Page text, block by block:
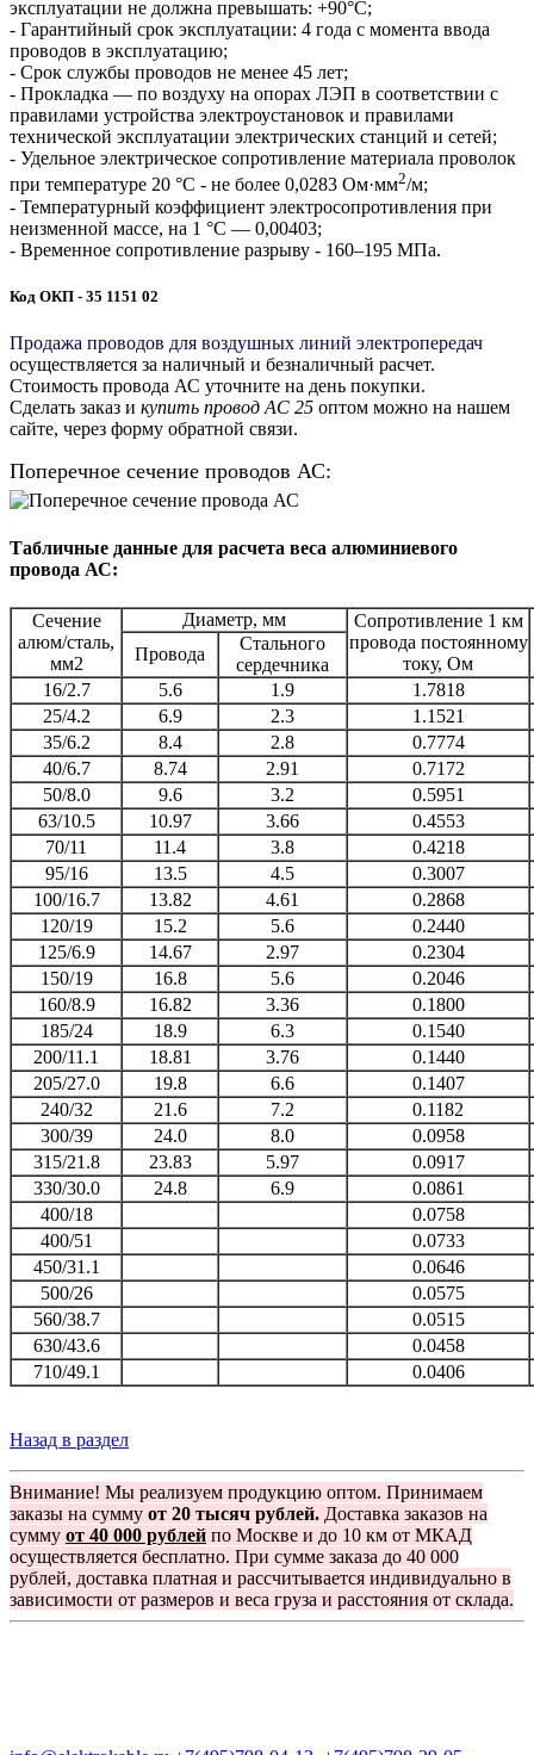
эксплуатации не должна превышать: +90°С;
- Гарантийный срок эксплуатации: 4 года с момента ввода
проводов в эксплуатацию;
- Срок службы проводов не менее 45 лет;
- Прокладка — по воздуху на опорах ЛЭП в соответствии с
правилами устройства электроустановок и правилами
технической эксплуатации электрических станций и сетей;
- Удельное электрическое сопротивление материала проволок
при температуре 20 °С - не более 0,0283 Ом·мм2/м;
- Температурный коэффициент электросопротивления при
неизменной массе, на 1 °С — 0,00403;
- Временное сопротивление разрыву - 160–195 МПа.
Код ОКП - 35 1151 02
Продажа проводов для воздушных линий электропередач
осуществляется за наличный и безналичный расчет.
Стоимость провода АС уточните на день покупки.
Сделать заказ и купить провод АС 25 оптом можно на нашем
сайте, через форму обратной связи.
Поперечное сечение проводов АС:
Табличные данные для расчета веса алюминиевого
провода АС:
Сечение
алюм/сталь,
мм2
Диаметр, мм
Сопротивление 1 км
провода постоянному
току, Ом
Провода
Стального
сердечника
16/2.7
5.6 1.9
1.7818
25/4.2
6.9 2.3
1.1521
35/6.2
8.4 2.8
0.7774
40/6.7
8.74 2.91
0.7172
50/8.0
9.6 3.2
0.5951
63/10.5
10.97 3.66
0.4553
70/11
11.4 3.8
0.4218
95/16
13.5 4.5
0.3007
100/16.7
13.82 4.61
0.2868
120/19
15.2 5.6
0.2440
125/6.9
14.67 2.97
0.2304
150/19
16.8 5.6
0.2046
160/8.9
16.82 3.36
0.1800
185/24
18.9 6.3
0.1540
200/11.1
18.81 3.76
0.1440
205/27.0
19.8 6.6
0.1407
240/32
21.6 7.2
0.1182
300/39
24.0 8.0
0.0958
315/21.8
23.83 5.97
0.0917
330/30.0
24.8 6.9
0.0861
400/18
0.0758
400/51
0.0733
450/31.1
0.0646
500/26
0.0575
560/38.7
0.0515
630/43.6
0.0458
710/49.1
0.0406
Назад в раздел
Внимание! Мы реализуем продукцию оптом. Принимаем
заказы на сумму от 20 тысяч рублей. Доставка заказов на
сумму от 40 000 рублей по Москве и до 10 км от МКАД
осуществляется бесплатно. При сумме заказа до 40 000
рублей, доставка платная и рассчитывается индивидуально в
зависимости от размеров и веса груза и расстояния от склада.